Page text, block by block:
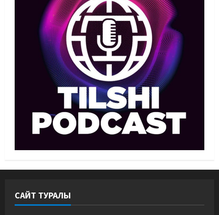
2
Басты жаңалық Бокс
Махмұд пен Сәкен: Азия
ойындарына кім барады?
07/08/2026
Басты жаңалық Күрес
“Оңай болған жоқ”: Өзбек
файтері өзінен үш есе ауыр
балуанды таза жеңді
07/08/2026
Әйгілі Снайдер мен Тажудинов
САЙТ ТУРАЛЫ